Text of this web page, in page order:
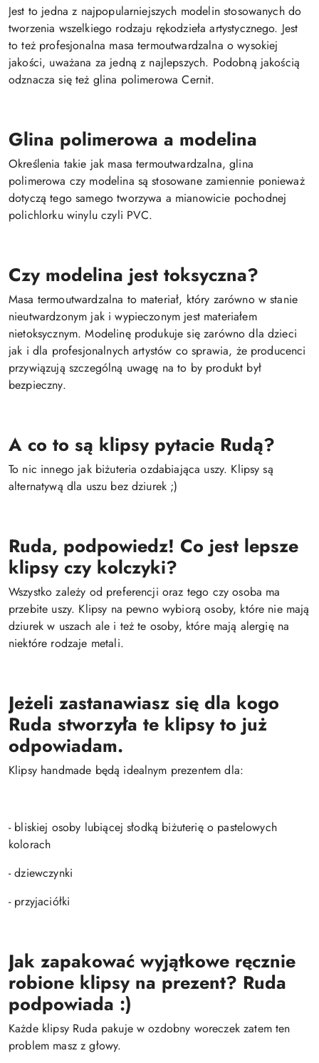
Jest to jedna z najpopularniejszych modelin stosowanych do
tworzenia wszelkiego rodzaju rękodzieła artystycznego. Jest
to też profesjonalna masa termoutwardzalna o wysokiej
jakości, uważana za jedną z najlepszych. Podobną jakością
odznacza się też glina polimerowa Cernit.
Glina polimerowa a modelina
Określenia takie jak masa termoutwardzalna, glina
polimerowa czy modelina są stosowane zamiennie ponieważ
dotyczą tego samego tworzywa a mianowicie pochodnej
polichlorku winylu czyli PVC.
Czy modelina jest toksyczna?
Masa termoutwardzalna to materiał, który zarówno w stanie
nieutwardzonym jak i wypieczonym jest materiałem
nietoksycznym. Modelinę produkuje się zarówno dla dzieci
jak i dla profesjonalnych artystów co sprawia, że producenci
przywiązują szczególną uwagę na to by produkt był
bezpieczny.
A co to są klipsy pytacie Rudą?
To nic innego jak biżuteria ozdabiająca uszy. Klipsy są
alternatywą dla uszu bez dziurek ;)
Ruda, podpowiedz! Co jest lepsze
klipsy czy kolczyki?
Wszystko zależy od preferencji oraz tego czy osoba ma
przebite uszy. Klipsy na pewno wybiorą osoby, które nie mają
dziurek w uszach ale i też te osoby, które mają alergię na
niektóre rodzaje metali.
Jeżeli zastanawiasz się dla kogo
Ruda stworzyła te klipsy to już
odpowiadam.
Klipsy handmade będą idealnym prezentem dla:
- bliskiej osoby lubiącej słodką biżuterię o pastelowych
kolorach
- dziewczynki
- przyjaciółki
Jak zapakować wyjątkowe ręcznie
robione klipsy na prezent? Ruda
podpowiada :)
Każde klipsy Ruda pakuje w ozdobny woreczek zatem ten
problem masz z głowy.